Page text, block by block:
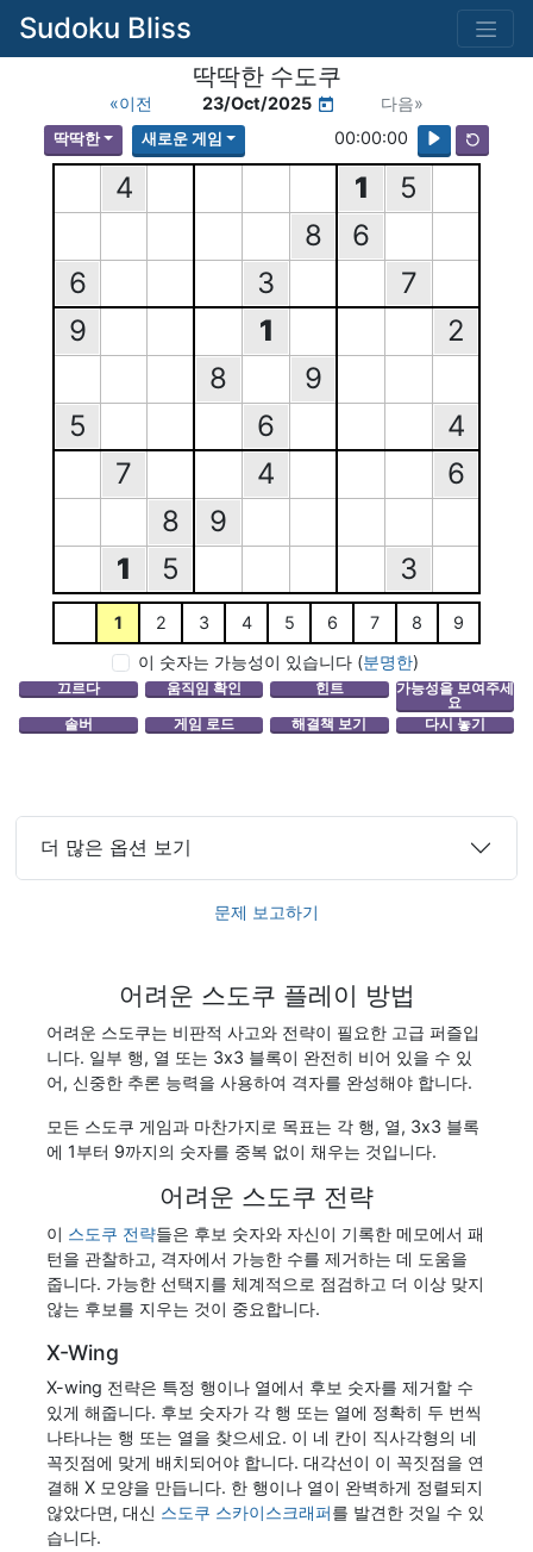
Sudoku Bliss
딱딱한 수도쿠
«이전 23/Oct/2025 다음»
딱딱한 새로운 게임 00:00:00
4 1
5
8
6
6
3
7
9
1
2
8
9
5
6
4
7
4
6
8
9
1
5 3
1 2 3 4 5 6 7 8
9
이 숫자는 가능성이 있습니다 (분명한)
더 많은 옵션 보기
문제 보고하기
어려운 스도쿠 플레이 방법
어려운 스도쿠는 비판적 사고와 전략이 필요한 고급 퍼즐입
니다. 일부 행, 열 또는 3x3 블록이 완전히 비어 있을 수 있
어, 신중한 추론 능력을 사용하여 격자를 완성해야 합니다.
모든 스도쿠 게임과 마찬가지로 목표는 각 행, 열, 3x3 블록
에 1부터 9까지의 숫자를 중복 없이 채우는 것입니다.
어려운 스도쿠 전략
이 스도쿠 전략들은 후보 숫자와 자신이 기록한 메모에서 패
턴을 관찰하고, 격자에서 가능한 수를 제거하는 데 도움을
줍니다. 가능한 선택지를 체계적으로 점검하고 더 이상 맞지
않는 후보를 지우는 것이 중요합니다.
X-Wing
X-wing 전략은 특정 행이나 열에서 후보 숫자를 제거할 수
있게 해줍니다. 후보 숫자가 각 행 또는 열에 정확히 두 번씩
나타나는 행 또는 열을 찾으세요. 이 네 칸이 직사각형의 네
꼭짓점에 맞게 배치되어야 합니다. 대각선이 이 꼭짓점을 연
결해 X 모양을 만듭니다. 한 행이나 열이 완벽하게 정렬되지
않았다면, 대신 스도쿠 스카이스크래퍼를 발견한 것일 수 있
습니다.